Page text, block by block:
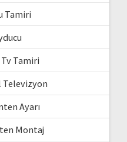
Tamiri
Tv Tamiri
Televizyon
Ayarı
Montaj